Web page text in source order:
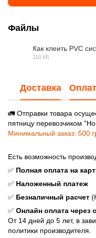
Файлы
Как клеить PVC
110 КБ
Доставка
🚛 Отправки товара
пятницу перевозчиком
Минимальный заказ: 500
Есть возможность
✅ Полная оплата на
✅ Наложенный платеж
✅ Безналичный расчет
✅ Онлайн оплата через
От 14 дней до 5 лет, в
политики производителя.